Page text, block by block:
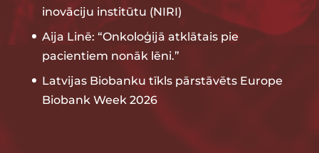
inovāciju institūtu (NIRI)
Aija Linē: “Onkoloģijā atklātais pie
pacientiem nonāk lēni.”
Latvijas Biobanku tīkls pārstāvēts Europe
Biobank Week 2026